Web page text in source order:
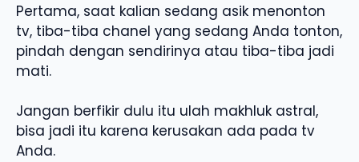
Pertama, saat kalian sedang asik menonton
tv, tiba-tiba chanel yang sedang Anda tonton,
pindah dengan sendirinya atau tiba-tiba jadi
mati.
Jangan berfikir dulu itu ulah makhluk astral,
bisa jadi itu karena kerusakan ada pada tv
Anda.